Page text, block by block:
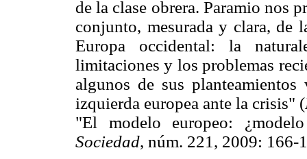
de la clase obrera. Paramio nos
conjunto, mesurada y clara, de
Europa occidental: la
limitaciones y los problemas
algunos de sus
izquierda europea ante la crisis" (
"El modelo europeo:
Sociedad, núm. 221, 2009: 166-